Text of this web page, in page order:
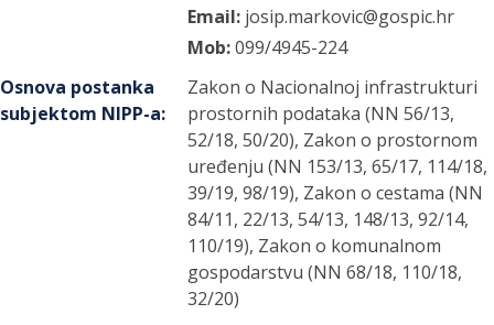
Email: josip.markovic@gospic.hr
Mob:099/4945-224
Osnova postanka
subjektom NIPP-a:
Zakon o Nacionalnoj infrastrukturi
prostornih podataka (NN 56/13,
52/18, 50/20), Zakon o prostornom
uređenju (NN 153/13, 65/17, 114/18,
39/19, 98/19), Zakon o cestama (NN
84/11, 22/13, 54/13, 148/13, 92/14,
110/19), Zakon o komunalnom
gospodarstvu (NN 68/18, 110/18,
32/20)